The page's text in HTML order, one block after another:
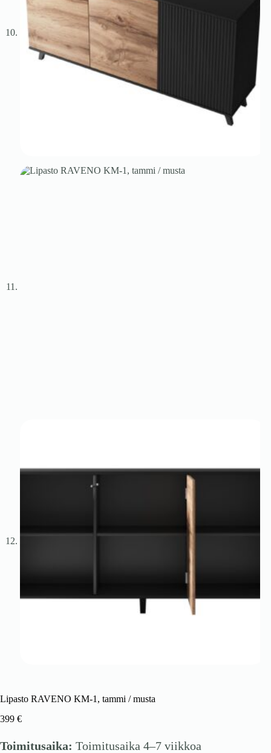
Lipasto RAVENO KM-1, tammi / musta
399 €
Toimitusaika: Toimitusaika 4–7 viikkoa